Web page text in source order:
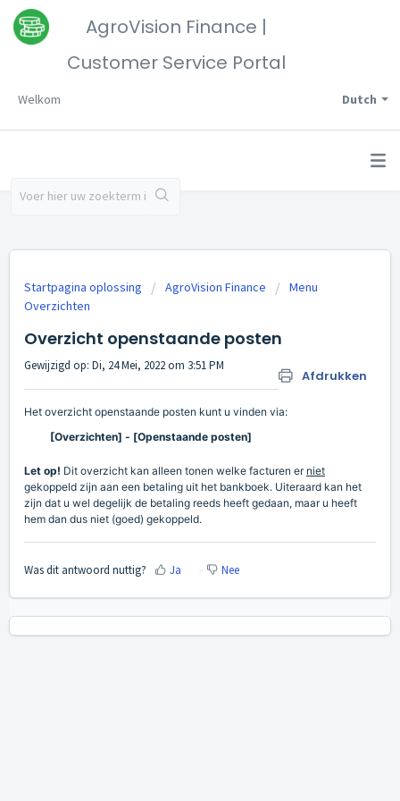
AgroVision Finance |
Customer Service Portal
Dutch
Welkom
Startpagina oplossing AgroVision Finance
Menu
Overzichten
Overzicht openstaande posten
Afdrukken
Gewijzigd op: Di, 24 Mei, 2022 om 3:51 PM
Het overzicht openstaande posten kunt u vinden via:
[Overzichten] - [Openstaande posten]
Let op! Dit overzicht kan alleen tonen welke facturen er niet
gekoppeld zijn aan een betaling uit het bankboek. Uiteraard kan het
zijn dat u wel degelijk de betaling reeds heeft gedaan, maar u heeft
hem dan dus niet (goed) gekoppeld.
Was dit antwoord nuttig? Ja Nee